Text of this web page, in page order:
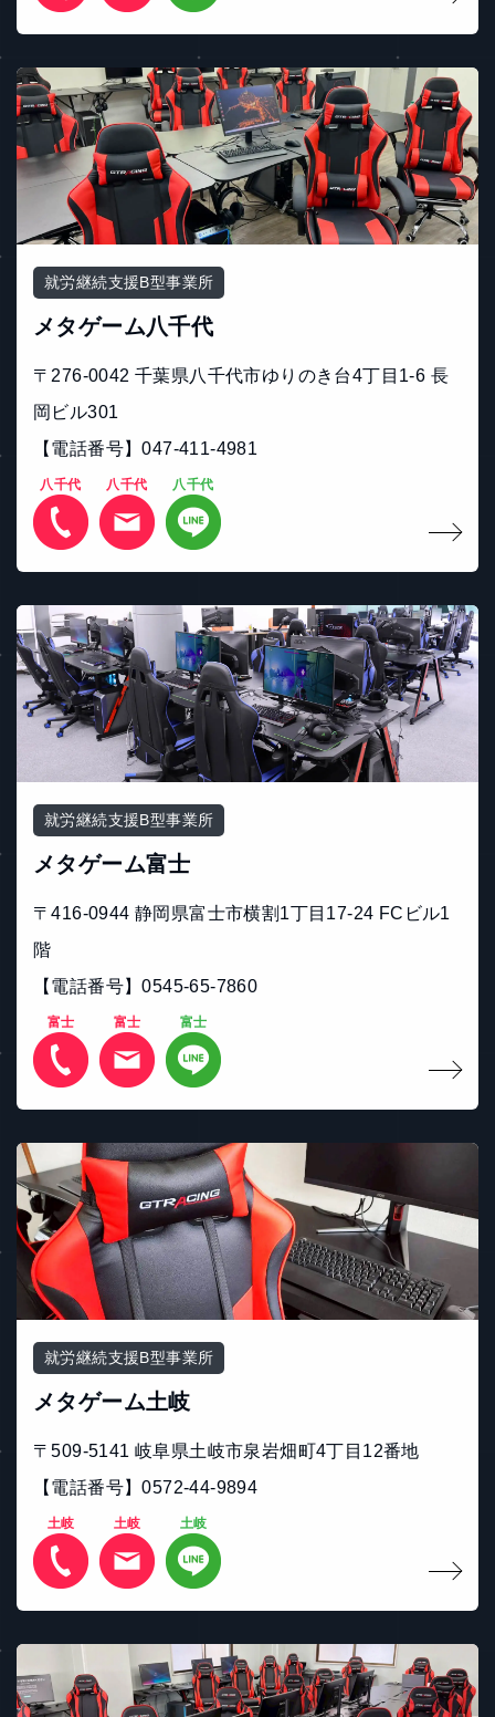
就労継続支援B型事業所
メタゲーム八千代
〒276-0042 千葉県八千代市ゆりのき台4丁目1-6 長
岡ビル301
【電話番号】047-411-4981
八千代 八千代 八千代
就労継続支援B型事業所
メタゲーム富士
〒416-0944 静岡県富士市横割1丁目17-24 FCビル1
階
【電話番号】0545-65-7860
富士 富士 富士
就労継続支援B型事業所
メタゲーム土岐
〒509-5141 岐⾩県⼟岐市泉岩畑町4丁⽬12番地
【電話番号】0572-44-9894
土岐 土岐 土岐